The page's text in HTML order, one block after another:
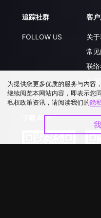
追踪社群
FOLLOW US
客
关
常
联
升
下载 APP
为提供您更多优质的服务与内容
继续阅览本网站内容，即表示您
私权政策资讯，请阅读我们的隐